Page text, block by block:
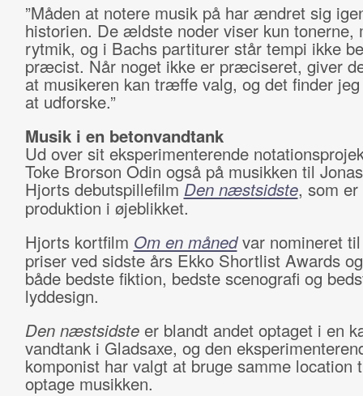
”Måden at notere musik på har ændret sig
historien. De ældste noder viser kun tonerne,
rytmik, og i Bachs partiturer står tempi ikke
præcist. Når noget ikke er præciseret, giver
at musikeren kan træffe valg, og det finder
at udforske.”
Musik i en betonvandtank
Ud over sit eksperimenterende
Toke Brorson Odin også på musikken til
Hjorts debutspillefilmDen næstsidste, som er
produktion i øjeblikket.
Hjorts kortfilm Om en månedvar nomineret
priser ved sidste års Ekko Shortlist Awards
både bedste fiktion, bedste scenografi og
lyddesign.
Den næstsidsteer blandt andet optaget i en
vandtank i Gladsaxe, og den
komponist har valgt at bruge samme location
optage musikken.